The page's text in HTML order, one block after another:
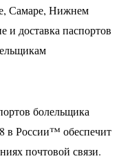
Самаре, Нижнем
и доставка паспортов
болельщика
в России™ обеспечит
почтовой связи.